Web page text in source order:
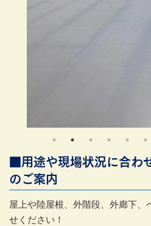
■用途や現場状況に合わ
のご案内
屋上や陸屋根、外階段、外廊下、
せください！